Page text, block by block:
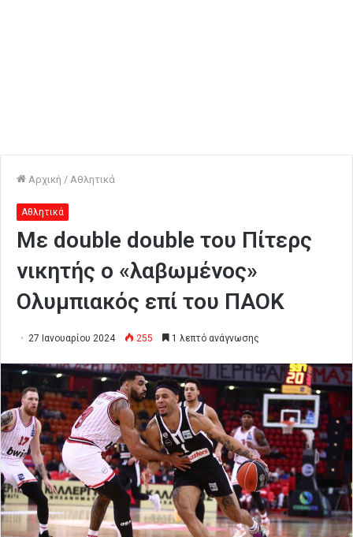
Αρχική / Αθλητικά
Αθλητικά
Με double double του Πίτερς
νικητής ο «λαβωμένος»
Ολυμπιακός επί του ΠΑΟΚ
27 Ιανουαρίου 2024 255 1 λεπτό ανάγνωσης